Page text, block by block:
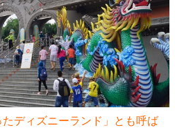
ディズニーランド」とも呼ば